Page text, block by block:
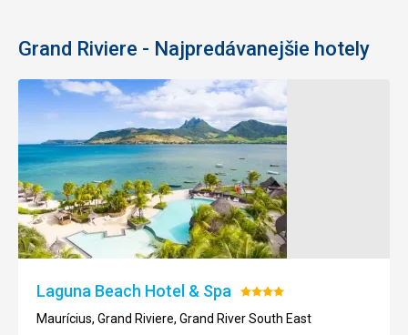
Grand Riviere - Najpredávanejšie hotely
Laguna Beach Hotel & Spa Hodnotenie:
4/5
Maurícius, Grand Riviere, Grand River South East